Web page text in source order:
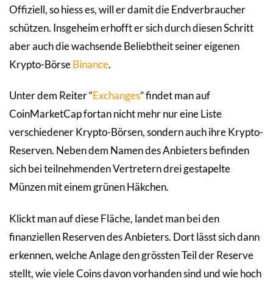
Offiziell, so hiess es, will er damit die Endverbraucher
schützen. Insgeheim erhofft er sich durch diesen Schritt
aber auch die wachsende Beliebtheit seiner eigenen
Krypto-BörseBinance.
Unter dem Reiter “Exchanges” findet man auf
CoinMarketCap fortan nicht mehr nur eine Liste
verschiedener Krypto-Börsen, sondern auch ihre Krypto-
Reserven. Neben dem Namen des Anbieters befinden
sich bei teilnehmenden Vertretern drei gestapelte
Münzen mit einem grünen Häkchen.
Klickt man auf diese Fläche, landet man bei den
finanziellen Reserven des Anbieters. Dort lässt sich dann
erkennen, welche Anlage den grössten Teil der Reserve
stellt, wie viele Coins davon vorhanden sind und wie hoch